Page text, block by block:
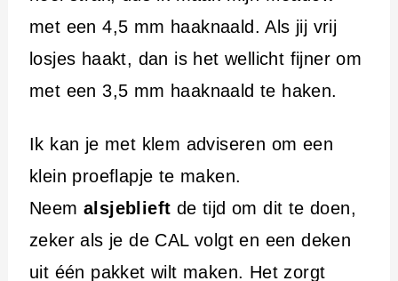
met een 4,5 mm haaknaald. Als jij vrij
losjes haakt, dan is het wellicht fijner om
met een 3,5 mm haaknaald te haken.
Ik kan je met klem adviseren om een
klein proeflapje te maken.
Neem alsjeblieft de tijd om dit te doen,
zeker als je de CAL volgt en een deken
uit één pakket wilt maken. Het zorgt